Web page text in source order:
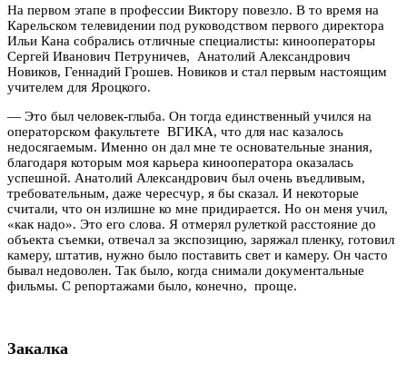
На первом этапе в профессии Виктору повезло. В то время на
Карельском телевидении под руководством первого директора
Ильи Кана собрались отличные специалисты: кинооператоры
Сергей Иванович Петруничев, Анатолий Александрович
Новиков, Геннадий Грошев. Новиков и стал первым настоящим
учителем для Яроцкого.
— Это был человек-глыба. Он тогда единственный учился на
операторском факультете ВГИКА, что для нас казалось
недосягаемым. Именно он дал мне те основательные знания,
благодаря которым моя карьера кинооператора оказалась
успешной. Анатолий Александрович был очень въедливым,
требовательным, даже чересчур, я бы сказал. И некоторые
считали, что он излишне ко мне придирается. Но он меня учил,
«как надо». Это его слова. Я отмерял рулеткой расстояние до
объекта съемки, отвечал за экспозицию, заряжал пленку, готовил
камеру, штатив, нужно было поставить свет и камеру. Он часто
бывал недоволен. Так было, когда снимали документальные
фильмы. С репортажами было, конечно, проще.
Закалка